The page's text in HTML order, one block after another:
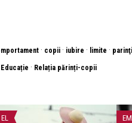
· copii · iubire · limite · parinţi
Educație · Relația părinți-copii